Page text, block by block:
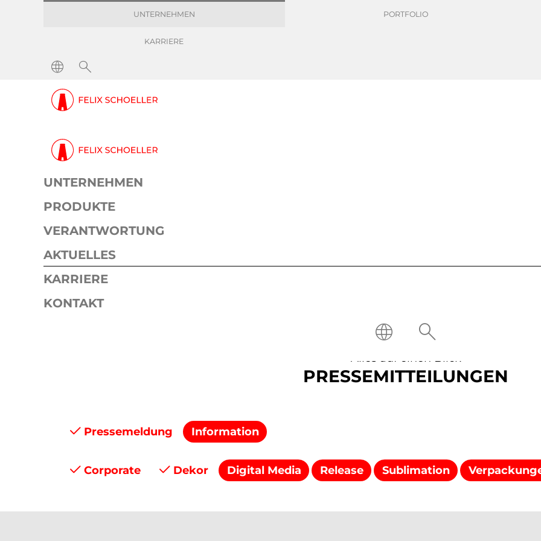
UNTERNEHMEN PORTFOLIO
KARRIERE
UNTERNEHMEN
PRODUKTE
VERANTWORTUNG
AKTUELLES
KARRIERE
KONTAKT
Alles auf einen Blick
PRESSEMITTEILUNGEN
Pressemeldung Information
Corporate Dekor Digital Media Release Sublimation